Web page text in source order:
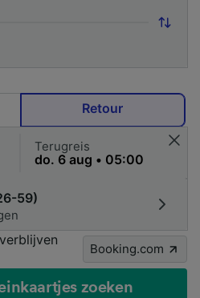
Retour
Terugreis
59)
Booking.com
zoeken